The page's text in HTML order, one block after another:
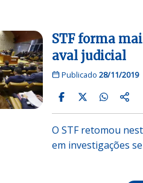
STF forma
aval judicial
Publicado 28/11/2019
O STF retomou
em investigações